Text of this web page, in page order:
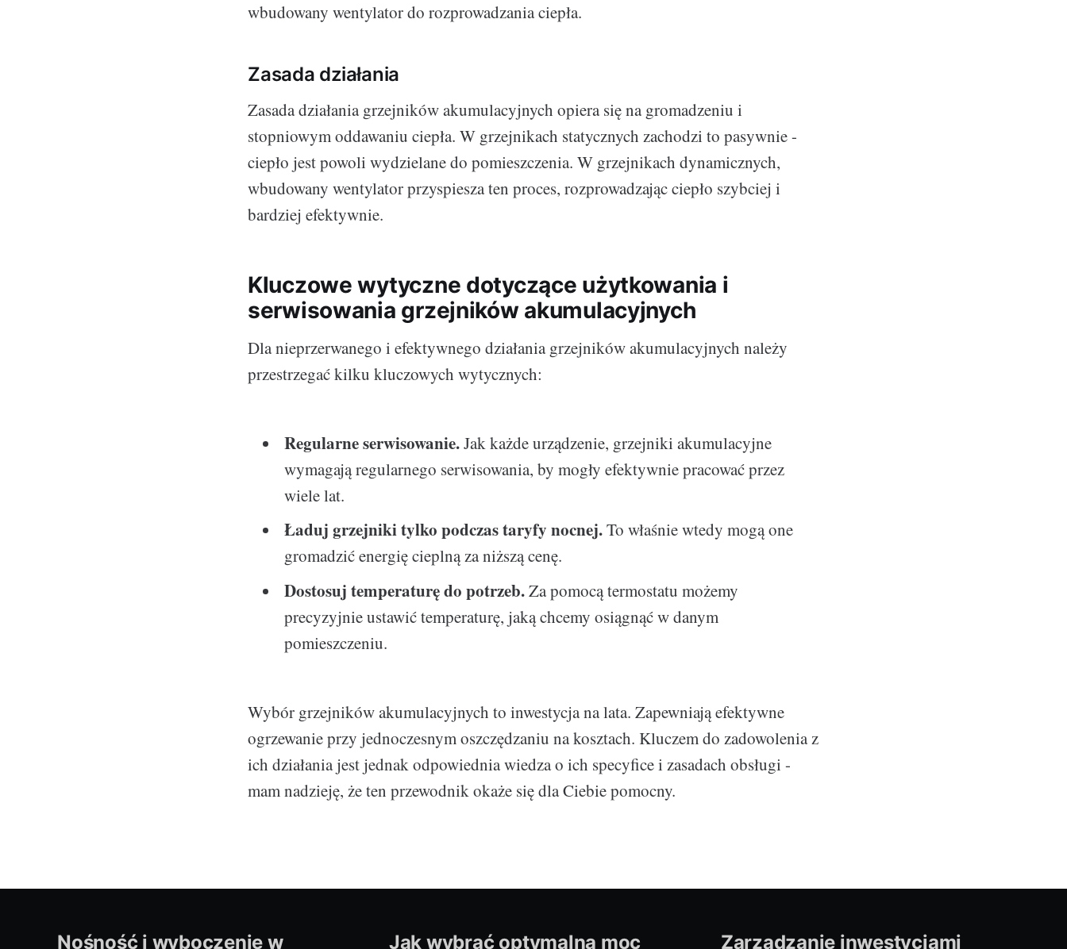
wbudowany wentylator do rozprowadzania ciepła.
Zasada działania
Zasada działania grzejników akumulacyjnych opiera się na gromadzeniu i
stopniowym oddawaniu ciepła. W grzejnikach statycznych zachodzi to pasywnie -
ciepło jest powoli wydzielane do pomieszczenia. W grzejnikach dynamicznych,
wbudowany wentylator przyspiesza ten proces, rozprowadzając ciepło szybciej i
bardziej efektywnie.
Kluczowe wytyczne dotyczące użytkowania i
serwisowania grzejników akumulacyjnych
Dla nieprzerwanego i efektywnego działania grzejników akumulacyjnych należy
przestrzegać kilku kluczowych wytycznych:
Regularne serwisowanie.Jak każde urządzenie, grzejniki akumulacyjne
wymagają regularnego serwisowania, by mogły efektywnie pracować przez
wiele lat.
Ładuj grzejniki tylko podczas taryfy nocnej.To właśnie wtedy mogą one
gromadzić energię cieplną za niższą cenę.
Dostosuj temperaturę do potrzeb.Za pomocą termostatu możemy
precyzyjnie ustawić temperaturę, jaką chcemy osiągnąć w danym
pomieszczeniu.
Wybór grzejników akumulacyjnych to inwestycja na lata. Zapewniają efektywne
ogrzewanie przy jednoczesnym oszczędzaniu na kosztach. Kluczem do zadowolenia z
ich działania jest jednak odpowiednia wiedza o ich specyfice i zasadach obsługi -
mam nadzieję, że ten przewodnik okaże się dla Ciebie pomocny.
Nośność i wyboczenie w
Jak wybrać optymalną moc
Zarządzanie inwestycjami